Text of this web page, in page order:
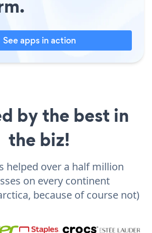
See apps in action
by the best in
the biz!
helped over a half million
on every continent
because of course not)